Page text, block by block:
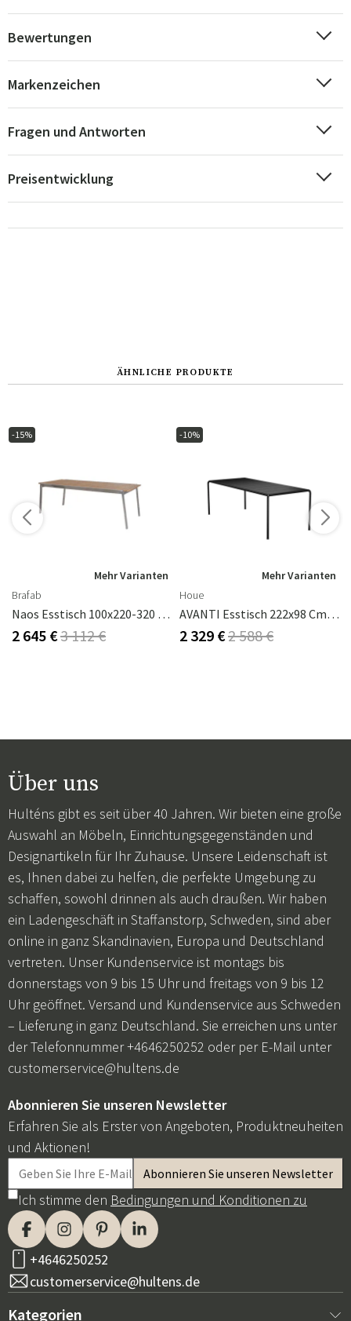
Bewertungen
Markenzeichen
Fragen und Antworten
Preisentwicklung
ÄHNLICHE PRODUKTE
-15%
Mehr Varianten
Brafab
Naos Esstisch 100x220-320 Cm Edelstahl/Teak
2 645 €3 112 €
-10%
Mehr Varianten
Houe
AVANTI Esstisch 222x98 Cm Schwarz
2 329 €2 588 €
Über uns
Hulténs gibt es seit über 40 Jahren. Wir bieten eine große
Auswahl an Möbeln, Einrichtungsgegenständen und
Designartikeln für Ihr Zuhause. Unsere Leidenschaft ist
es, Ihnen dabei zu helfen, die perfekte Umgebung zu
schaffen, sowohl drinnen als auch draußen. Wir haben
ein Ladengeschäft in Staffanstorp, Schweden, sind aber
online in ganz Skandinavien, Europa und Deutschland
vertreten. Unser Kundenservice ist montags bis
donnerstags von 9 bis 15 Uhr und freitags von 9 bis 12
Uhr geöffnet. Versand und Kundenservice aus Schweden
– Lieferung in ganz Deutschland. Sie erreichen uns unter
der Telefonnummer +4646250252 oder per E-Mail unter
customerservice@hultens.de
Abonnieren Sie unseren Newsletter
Erfahren Sie als Erster von Angeboten, Produktneuheiten
und Aktionen!
Ich stimme den Bedingungen und Konditionen zu
+4646250252
customerservice@hultens.de
Kategorien